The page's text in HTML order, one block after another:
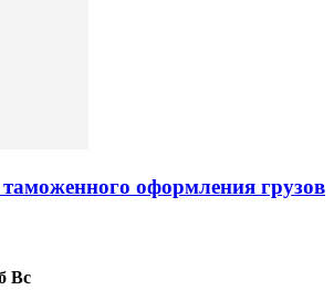
оформления грузов
Вс